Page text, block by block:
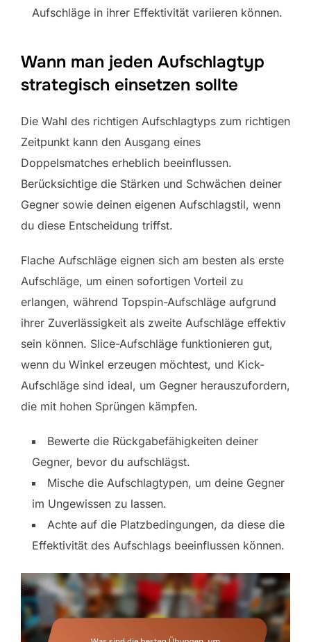
Aufschläge in ihrer Effektivität variieren können.
Wann man jeden Aufschlagtyp
strategisch einsetzen sollte
Die Wahl des richtigen Aufschlagtyps zum richtigen
Zeitpunkt kann den Ausgang eines
Doppelsmatches erheblich beeinflussen.
Berücksichtige die Stärken und Schwächen deiner
Gegner sowie deinen eigenen Aufschlagstil, wenn
du diese Entscheidung triffst.
Flache Aufschläge eignen sich am besten als erste
Aufschläge, um einen sofortigen Vorteil zu
erlangen, während Topspin-Aufschläge aufgrund
ihrer Zuverlässigkeit als zweite Aufschläge effektiv
sein können. Slice-Aufschläge funktionieren gut,
wenn du Winkel erzeugen möchtest, und Kick-
Aufschläge sind ideal, um Gegner herauszufordern,
die mit hohen Sprüngen kämpfen.
Bewerte die Rückgabefähigkeiten deiner
Gegner, bevor du aufschlägst.
Mische die Aufschlagtypen, um deine Gegner
im Ungewissen zu lassen.
Achte auf die Platzbedingungen, da diese die
Effektivität des Aufschlags beeinflussen können.